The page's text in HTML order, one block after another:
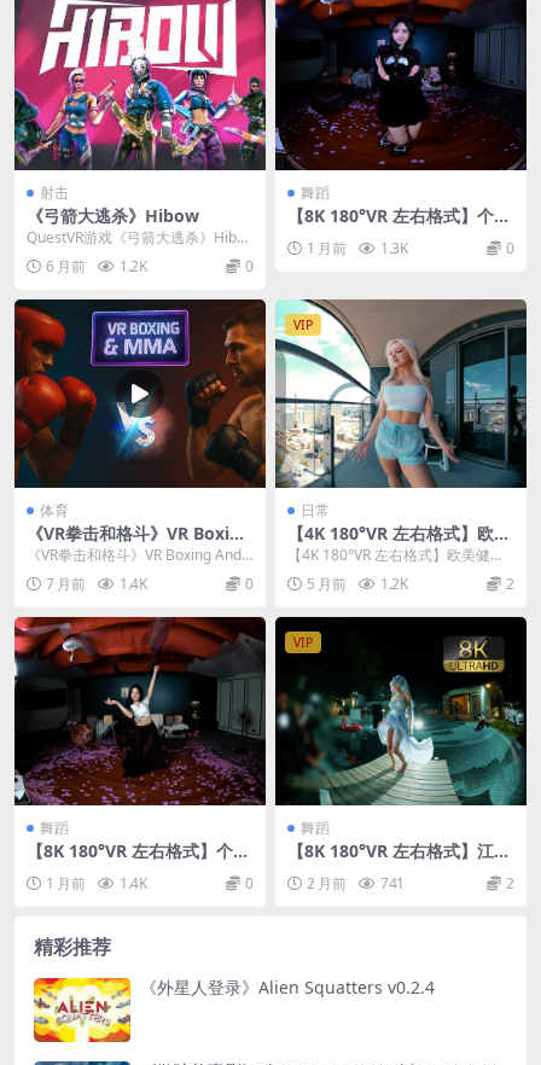
射击
《弓箭大逃杀》Hibow
QuestVR游戏《弓箭大逃杀》Hibo
w 是一款多人在线竞技VR游戏，将
传统弓...
6 月前 1.2K 0
舞蹈
【8K 180°VR 左右格式】个人
1 月前 1.3K 0
体育
《VR拳击和格斗》VR Boxing
And MMA v4.4
《VR拳击和格斗》VR Boxing And
MMA进入VR拳击与MMA擂台，
体...7 月前 1.4K 0
VIP
日常
【4K 180°VR 左右格式】欧美
健身女生VR随拍
【4K 180°VR 左右格式】欧美健身
女生VR随拍
5 月前 1.2K 2
舞蹈
【8K 180°VR 左右格式】个人
1 月前 1.4K 0
VIP
舞蹈
【8K 180°VR 左右格式】江好
玩 hot dance in the DOME
SPACE
2 月前 741 2
精彩推荐
《外星人登录》Alien Squatters v0.2.4